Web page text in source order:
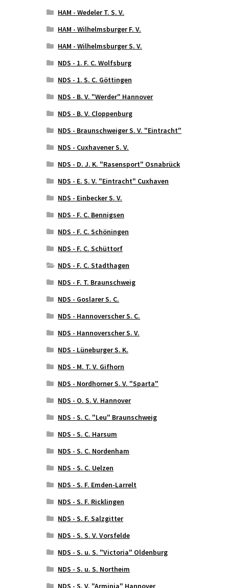
HAM - Wedeler T. S. V.
HAM - Wilhelmsburger F. V.
HAM - Wilhelmsburger S. V.
NDS - 1. F. C. Wolfsburg
NDS - 1. S. C. Göttingen
NDS - B. V. "Werder" Hannover
NDS - B. V. Cloppenburg
NDS - Braunschweiger S. V. "Eintracht"
NDS - Cuxhavener S. V.
NDS - D. J. K. "Rasensport" Osnabrück
NDS - E. S. V. "Eintracht" Cuxhaven
NDS - Einbecker S. V.
NDS - F. C. Bennigsen
NDS - F. C. Schöningen
NDS - F. C. Schüttorf
NDS - F. C. Stadthagen
NDS - F. T. Braunschweig
NDS - Goslarer S. C.
NDS - Hannoverscher S. C.
NDS - Hannoverscher S. V.
NDS - Lüneburger S. K.
NDS - M. T. V. Gifhorn
NDS - Nordhorner S. V. "Sparta"
NDS - O. S. V. Hannover
NDS - S. C. "Leu" Braunschweig
NDS - S. C. Harsum
NDS - S. C. Nordenham
NDS - S. C. Uelzen
NDS - S. F. Emden-Larrelt
NDS - S. F. Ricklingen
NDS - S. F. Salzgitter
NDS - S. S. V. Vorsfelde
NDS - S. u. S. "Victoria" Oldenburg
NDS - S. u. S. Northeim
NDS - S. V. "Arminia" Hannover